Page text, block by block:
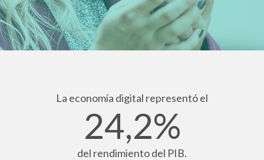
La economía digital representó el
24,2%
del rendimiento del PIB.